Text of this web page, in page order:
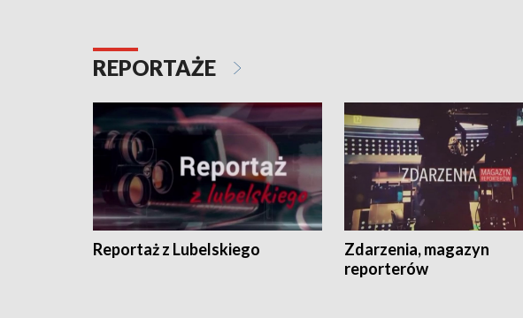
REPORTAŻE
Reportaż z Lubelskiego
Zdarzenia, magazyn
reporterów